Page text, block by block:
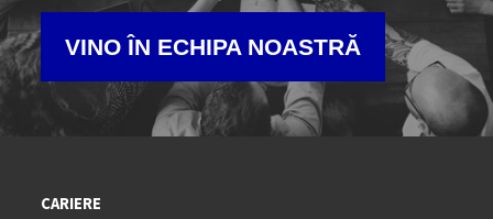
VINO ÎN ECHIPA NOASTRĂ
CARIERE